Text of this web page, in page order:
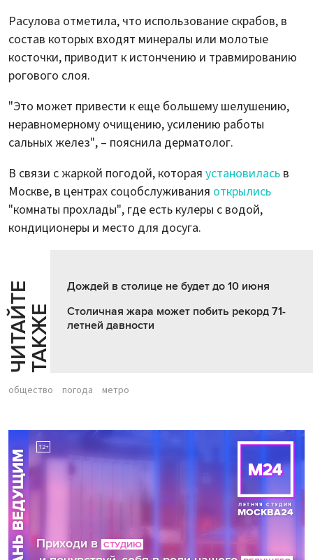
Расулова отметила, что использование скрабов, в
состав которых входят минералы или молотые
косточки, приводит к истончению и травмированию
рогового слоя.
"Это может привести к еще большему шелушению,
неравномерному очищению, усилению работы
сальных желез", – пояснила дерматолог.
В связи с жаркой погодой, которая установилась в
Москве, в центрах соцобслуживания открылись
"комнаты прохлады", где есть кулеры с водой,
кондиционеры и место для досуга.
Ч
И
Т
АЙ
Т
Е
Т
А
К
ЖЕ
Дождей в столице не будет до 10 июня
Столичная жара может побить рекорд 71-
летней давности
общество погода метро